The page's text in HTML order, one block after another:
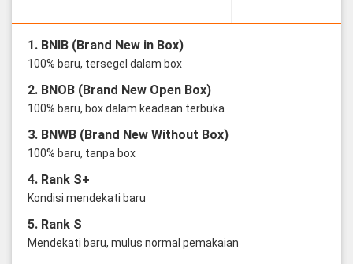
1. BNIB (Brand New in Box)
100% baru, tersegel dalam box
2. BNOB (Brand New Open Box)
100% baru, box dalam keadaan terbuka
3. BNWB (Brand New Without Box)
100% baru, tanpa box
4. Rank S+
Kondisi mendekati baru
5. Rank S
Mendekati baru, mulus normal pemakaian